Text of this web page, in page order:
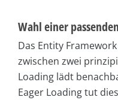
Wahl einer
Das Entity
zwischen zwei
Load­ing lädt
Eager Load­ing tut